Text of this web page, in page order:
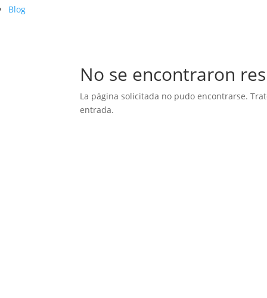
Blog
No se encontraron
La página solicitada no pudo encontrarse.
entrada.